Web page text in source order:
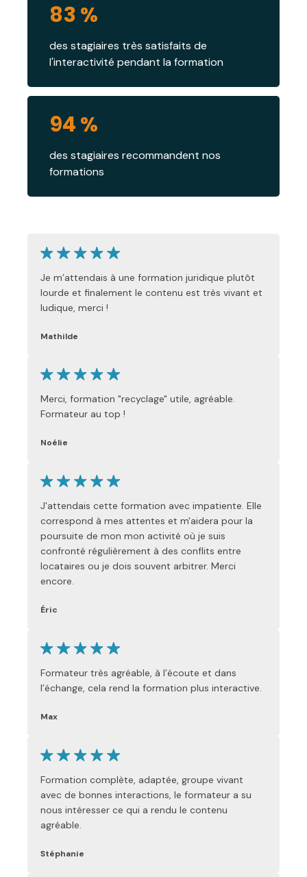
83 %
des stagiaires très satisfaits de
l'interactivité pendant la formation
94 %
des stagiaires recommandent nos
formations
Je m’attendais à une formation juridique plutôt
lourde et finalement le contenu est très vivant et
ludique, merci !
Mathilde
Merci, formation "recyclage" utile, agréable.
Formateur au top !
Noélie
J'attendais cette formation avec impatiente. Elle
correspond à mes attentes et m'aidera pour la
poursuite de mon mon activité où je suis
confronté régulièrement à des conflits entre
locataires ou je dois souvent arbitrer. Merci
encore.
Éric
Formateur très agréable, à l’écoute et dans
l’échange, cela rend la formation plus interactive.
Max
Formation complète, adaptée, groupe vivant
avec de bonnes interactions, le formateur a su
nous intéresser ce qui a rendu le contenu
agréable.
Stéphanie